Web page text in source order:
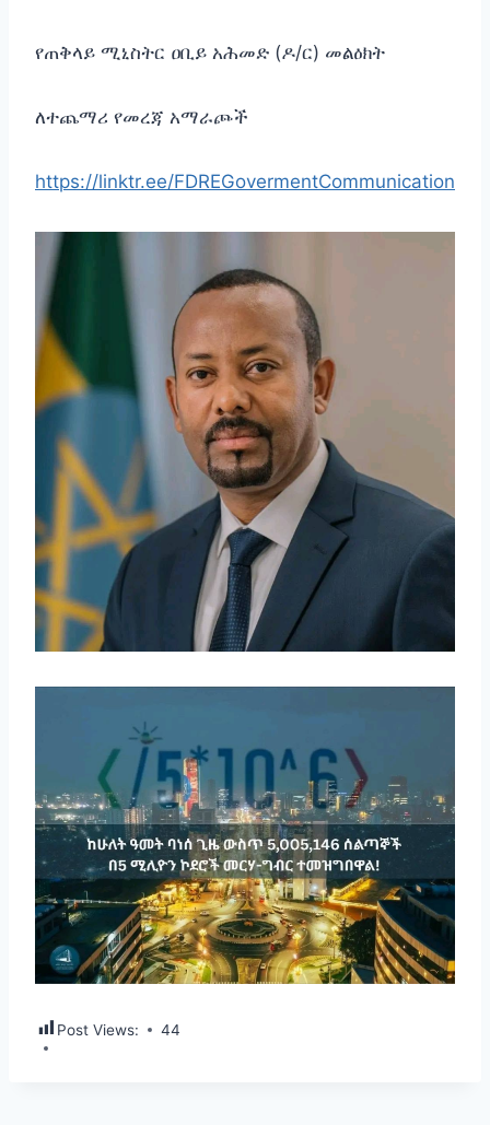
የጠቅላይ ሚኒስትር ዐቢይ አሕመድ (ዶ/ር) መልዕክት
ለተጨማሪ የመረጃ አማራጮች
https://linktr.ee/FDREGovermentCommunication
Post Views: 44